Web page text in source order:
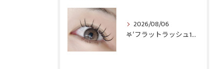
2026/08/06
𖤐′フラットラッシュ140本♥️